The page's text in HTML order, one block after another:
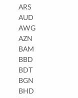
ARS
AUD
AWG
AZN
BAM
BBD
BDT
BGN
BHD